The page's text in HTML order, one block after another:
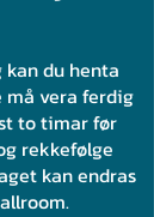
du henta
må vera ferdig
to timar før
rekkefølge
kan endras